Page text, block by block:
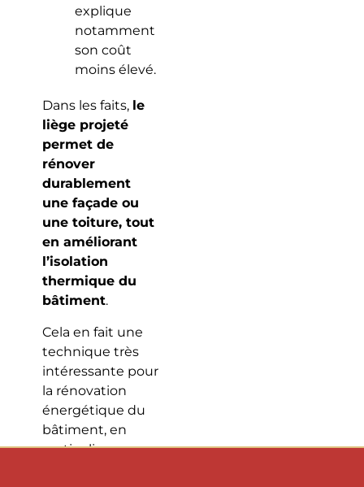
explique
notamment
son coût
moins élevé.
Dans les faits, le
liège projeté
permet de
rénover
durablement
une façade ou
une toiture, tout
en améliorant
l’isolation
thermique du
bâtiment.
Cela en fait une
technique très
intéressante pour
la rénovation
énergétique du
bâtiment, en
particulier pour